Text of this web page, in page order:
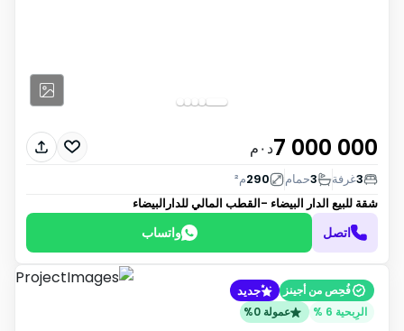
7 000 000د٠م
3غرفة 3حمام 290م²
شقة للبيع الدار البيضاء -القطب المالي للدارالبيضاء
اتصل واتساب
فُحِص من أجينز جديد
الرِبحية 6 % عمولة 0%